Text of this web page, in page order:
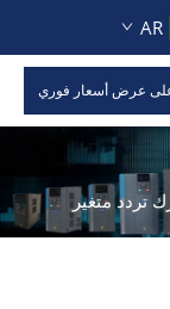
AR
عرض أسعار فوري
تردد متغير